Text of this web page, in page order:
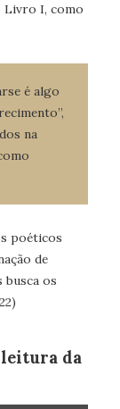
Livro I, como
é algo
na
poéticos
de
busca os
leitura da